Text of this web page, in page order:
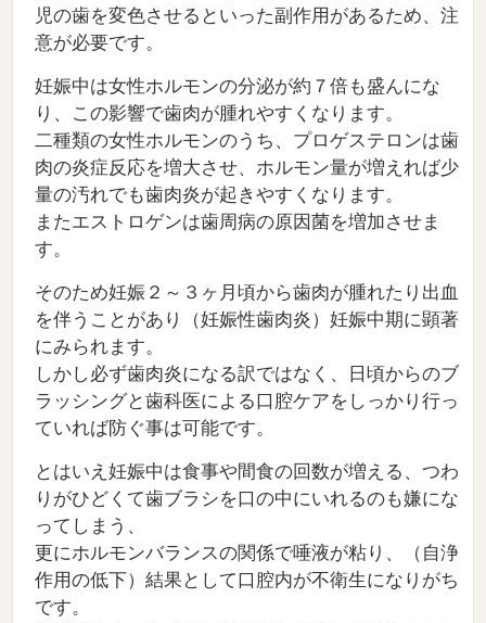
児の歯を変色させるといった副作用があるため、注
意が必要です。
妊娠中は女性ホルモンの分泌が約７倍も盛んにな
り、この影響で歯肉が腫れやすくなります。
二種類の女性ホルモンのうち、プロゲステロンは歯
肉の炎症反応を増大させ、ホルモン量が増えれば少
量の汚れでも歯肉炎が起きやすくなります。
またエストロゲンは歯周病の原因菌を増加させま
す。
そのため妊娠２～３ヶ月頃から歯肉が腫れたり出血
を伴うことがあり（妊娠性歯肉炎）妊娠中期に顕著
にみられます。
しかし必ず歯肉炎になる訳ではなく、日頃からのブ
ラッシングと歯科医による口腔ケアをしっかり行っ
ていれば防ぐ事は可能です。
とはいえ妊娠中は食事や間食の回数が増える、つわ
りがひどくて歯ブラシを口の中にいれるのも嫌にな
ってしまう、
更にホルモンバランスの関係で唾液が粘り、（自浄
作用の低下）結果として口腔内が不衛生になりがち
です。